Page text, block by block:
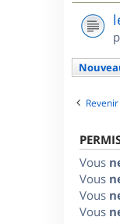
Vous
Vous
Vous
Vous